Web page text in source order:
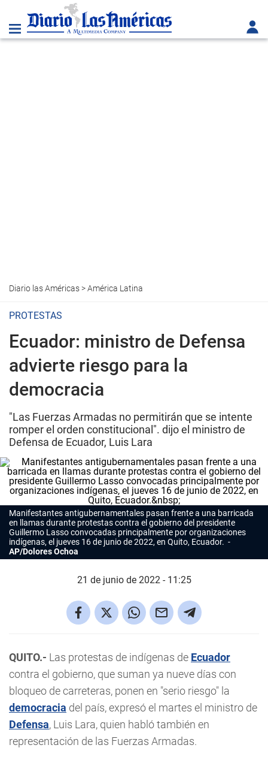
Diario las Américas>América Latina
PROTESTAS
Ecuador: ministro de Defensa
advierte riesgo para la
democracia
"Las Fuerzas Armadas no permitirán que se intente
romper el orden constitucional". dijo el ministro de
Defensa de Ecuador, Luis Lara
Manifestantes antigubernamentales pasan frente a una barricada
en llamas durante protestas contra el gobierno del presidente
Guillermo Lasso convocadas principalmente por organizaciones
indígenas, el jueves 16 de junio de 2022, en Quito, Ecuador.
AP/Dolores Ochoa
21 de junio de 2022 - 11:25
QUITO.- Las protestas de indígenas de Ecuador
contra el gobierno, que suman ya nueve días con
bloqueo de carreteras, ponen en "serio riesgo" la
democracia del país, expresó el martes el ministro de
Defensa, Luis Lara, quien habló también en
representación de las Fuerzas Armadas.